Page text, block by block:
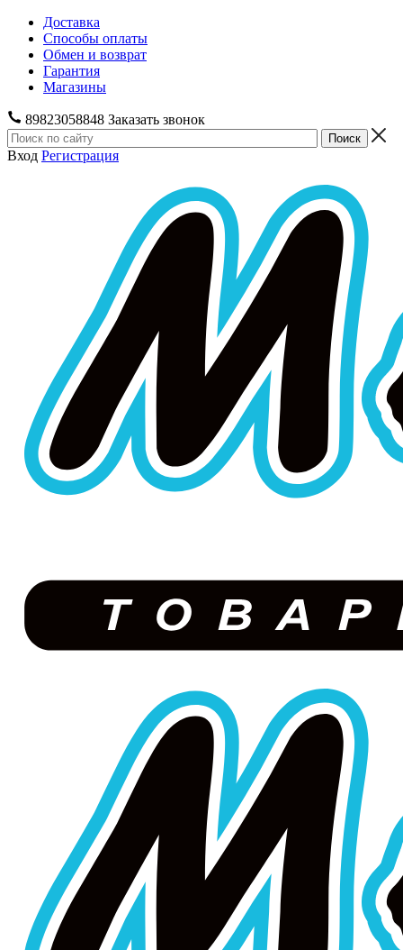
Доставка
Способы оплаты
Обмен и возврат
Гарантия
Магазины
89823058848 Заказать звонок
Вход Регистрация